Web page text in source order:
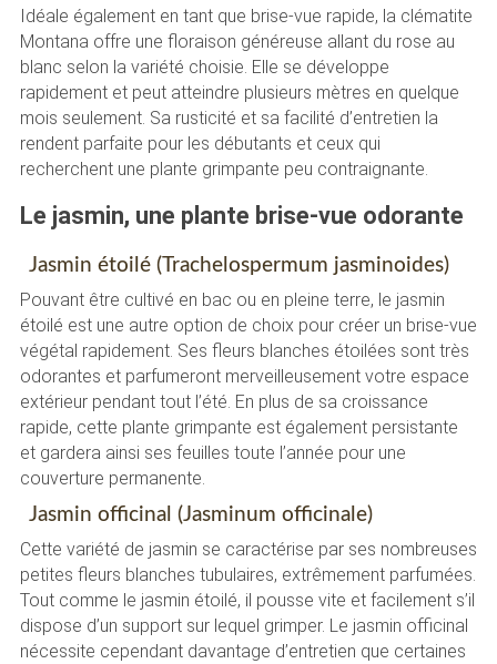
Idéale également en tant que brise-vue rapide, la clématite
Montana offre une floraison généreuse allant du rose au
blanc selon la variété choisie. Elle se développe
rapidement et peut atteindre plusieurs mètres en quelque
mois seulement. Sa rusticité et sa facilité d’entretien la
rendent parfaite pour les débutants et ceux qui
recherchent une plante grimpante peu contraignante.
Le jasmin, une plante brise-vue odorante
Jasmin étoilé (Trachelospermum jasminoides)
Pouvant être cultivé en bac ou en pleine terre, le jasmin
étoilé est une autre option de choix pour créer un brise-vue
végétal rapidement. Ses fleurs blanches étoilées sont très
odorantes et parfumeront merveilleusement votre espace
extérieur pendant tout l’été. En plus de sa croissance
rapide, cette plante grimpante est également persistante
et gardera ainsi ses feuilles toute l’année pour une
couverture permanente.
Jasmin officinal (Jasminum officinale)
Cette variété de jasmin se caractérise par ses nombreuses
petites fleurs blanches tubulaires, extrêmement parfumées.
Tout comme le jasmin étoilé, il pousse vite et facilement s’il
dispose d’un support sur lequel grimper. Le jasmin officinal
nécessite cependant davantage d’entretien que certaines